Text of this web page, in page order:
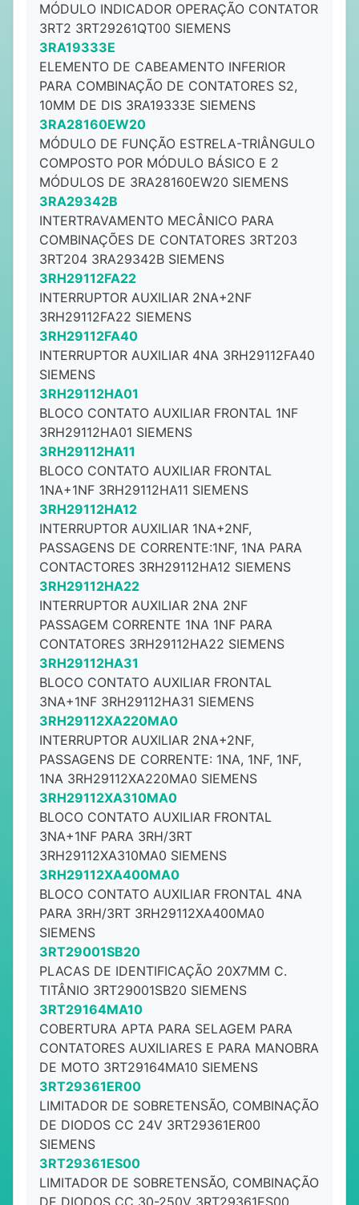
MÓDULO INDICADOR OPERAÇÃO CONTATOR
3RT2 3RT29261QT00 SIEMENS
3RA19333E
ELEMENTO DE CABEAMENTO INFERIOR
PARA COMBINAÇÃO DE CONTATORES S2,
10MM DE DIS 3RA19333E SIEMENS
3RA28160EW20
MÓDULO DE FUNÇÃO ESTRELA-TRIÂNGULO
COMPOSTO POR MÓDULO BÁSICO E 2
MÓDULOS DE 3RA28160EW20 SIEMENS
3RA29342B
INTERTRAVAMENTO MECÂNICO PARA
COMBINAÇÕES DE CONTATORES 3RT203
3RT204 3RA29342B SIEMENS
3RH29112FA22
INTERRUPTOR AUXILIAR 2NA+2NF
3RH29112FA22 SIEMENS
3RH29112FA40
INTERRUPTOR AUXILIAR 4NA 3RH29112FA40
SIEMENS
3RH29112HA01
BLOCO CONTATO AUXILIAR FRONTAL 1NF
3RH29112HA01 SIEMENS
3RH29112HA11
BLOCO CONTATO AUXILIAR FRONTAL
1NA+1NF 3RH29112HA11 SIEMENS
3RH29112HA12
INTERRUPTOR AUXILIAR 1NA+2NF,
PASSAGENS DE CORRENTE:1NF, 1NA PARA
CONTACTORES 3RH29112HA12 SIEMENS
3RH29112HA22
INTERRUPTOR AUXILIAR 2NA 2NF
PASSAGEM CORRENTE 1NA 1NF PARA
CONTATORES 3RH29112HA22 SIEMENS
3RH29112HA31
BLOCO CONTATO AUXILIAR FRONTAL
3NA+1NF 3RH29112HA31 SIEMENS
3RH29112XA220MA0
INTERRUPTOR AUXILIAR 2NA+2NF,
PASSAGENS DE CORRENTE: 1NA, 1NF, 1NF,
1NA 3RH29112XA220MA0 SIEMENS
3RH29112XA310MA0
BLOCO CONTATO AUXILIAR FRONTAL
3NA+1NF PARA 3RH/3RT
3RH29112XA310MA0 SIEMENS
3RH29112XA400MA0
BLOCO CONTATO AUXILIAR FRONTAL 4NA
PARA 3RH/3RT 3RH29112XA400MA0
SIEMENS
3RT29001SB20
PLACAS DE IDENTIFICAÇÃO 20X7MM C.
TITÂNIO 3RT29001SB20 SIEMENS
3RT29164MA10
COBERTURA APTA PARA SELAGEM PARA
CONTATORES AUXILIARES E PARA MANOBRA
DE MOTO 3RT29164MA10 SIEMENS
3RT29361ER00
LIMITADOR DE SOBRETENSÃO, COMBINAÇÃO
DE DIODOS CC 24V 3RT29361ER00
SIEMENS
3RT29361ES00
LIMITADOR DE SOBRETENSÃO, COMBINAÇÃO
DE DIODOS CC 30-250V 3RT29361ES00